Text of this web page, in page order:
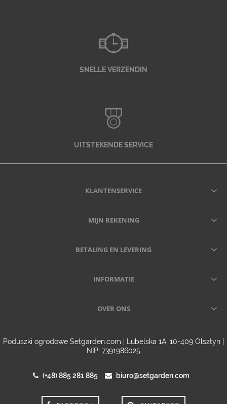
SNELLE VERZENDIN
UITSTEKENDE SERVICE
KLANTENSERVICE
MIJN REKENING
BETALING EN LEVERING
INFORMATIE
OVER ONS
Poduszki ogrodowe Setgarden.com | Lubelska 1A, 10-409 Olsztyn |
NIP: 7391986025
(+48) 885 281 885 biuro@setgarden.com